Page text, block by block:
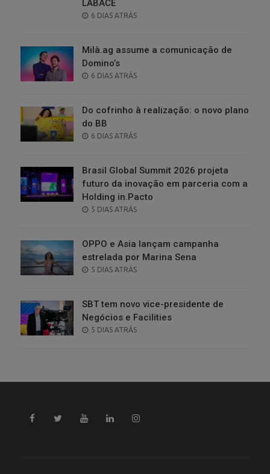
LABACE
POSTED
6 DIAS ATRÁS
Milà.ag assume a comunicação de
Domino’s
POSTED
6 DIAS ATRÁS
Do cofrinho à realização: o novo plano
do BB
POSTED
6 DIAS ATRÁS
Brasil Global Summit 2026 projeta
futuro da inovação em parceria com a
Holding in.Pacto
POSTED
5 DIAS ATRÁS
OPPO e Asia lançam campanha
estrelada por Marina Sena
POSTED
5 DIAS ATRÁS
SBT tem novo vice-presidente de
Negócios e Facilities
POSTED
5 DIAS ATRÁS